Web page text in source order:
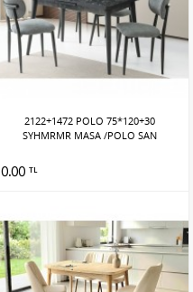
2122+1472 POLO 75*120+30
SYHMRMR MASA /POLO SAN
0.00 TL